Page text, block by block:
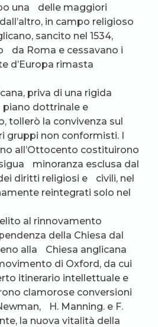
una delle maggiori
in campo religioso
sancito nel 1534,
da Roma e cessavano i
d’Europa rimasta
priva di una rigida
dottrinale e
tollerò la convivenza sul
gruppi non conformisti. I
all’Ottocento costituirono
minoranza esclusa dal
diritti religiosi e civili, nel
reintegrati solo nel
al rinnovamento
della Chiesa dal
alla Chiesa anglicana
di Oxford, da cui
itinerario intellettuale e
clamorose conversioni
H. Manning. e F.
la nuova vitalità della